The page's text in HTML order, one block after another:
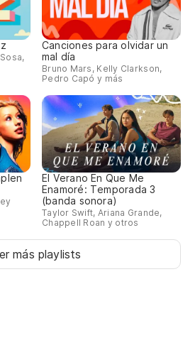
Canciones para olvidar un
mal día
Bruno Mars, Kelly Clarkson,
Pedro Capó y más
El Verano En Que Me
Enamoré: Temporada 3
(banda sonora)
Taylor Swift, Ariana Grande,
Chappell Roan y otros
más playlists